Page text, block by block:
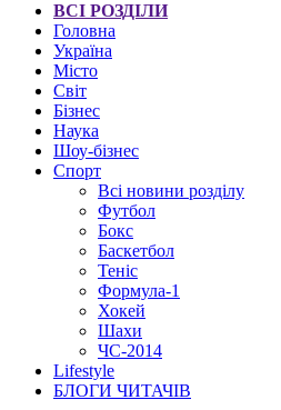
ВСІ РОЗДІЛИ
Головна
Україна
Місто
Світ
Бізнес
Наука
Шоу-бізнес
Спорт
Всі новини розділу
Футбол
Бокс
Баскетбол
Теніс
Формула-1
Хокей
Шахи
ЧС-2014
Lifestyle
БЛОГИ ЧИТАЧІВ